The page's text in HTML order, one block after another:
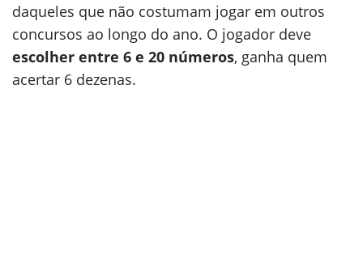
daqueles que não costumam jogar em outros
concursos ao longo do ano. O jogador deve
escolher entre 6 e 20 números, ganha quem
acertar 6 dezenas.